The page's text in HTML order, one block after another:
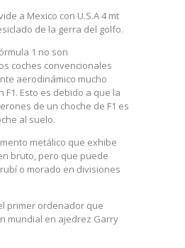
a Mexico con U.S.A 4 mt
de la gerra del golfo.
1 no son
coches convencionales
aerodinámico mucho
F1. Esto es debido a que la
de un choche de F1 es
al suelo.
metálico que exhibe
bruto, pero que puede
o morado en divisiones
primer ordenador que
mundial en ajedrez Garry